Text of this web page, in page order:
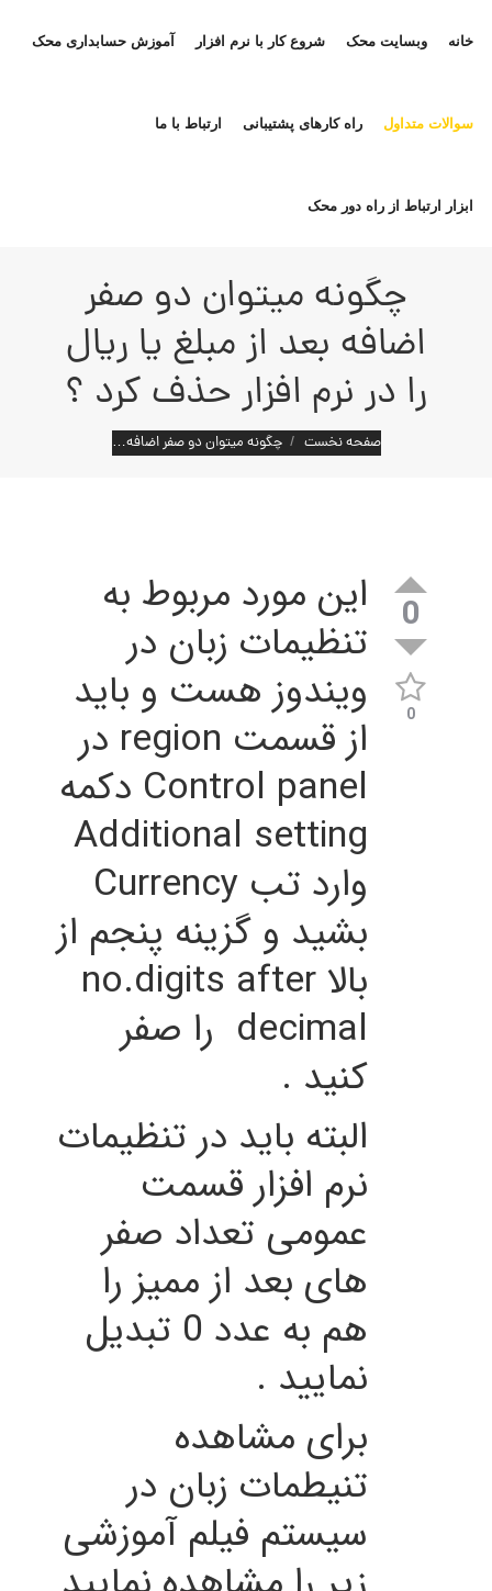
خانه وبسایت محک شروع کار با نرم افزار آموزش حسابداری محک
سوالات متداول راه کارهای پشتیبانی ارتباط با ما
ابزار ارتباط از راه دور محک
چگونه میتوان دو صفر
اضافه بعد از مبلغ یا ریال
را در نرم افزار حذف کرد ؟
مکان شما:
صفحه نخست چگونه میتوان دو صفر اضافه…
0
0
این مورد مربوط به
تنظیمات زبان در
ویندوز هست و باید
از قسمت region در
Control panel دکمه
Additional setting
وارد تب Currency
بشید و گزینه پنجم از
بالا no.digits after
decimal را صفر
کنید .
البته باید در تنظیمات
نرم افزار قسمت
عمومی تعداد صفر
های بعد از ممیز را
هم به عدد 0 تبدیل
نمایید .
برای مشاهده
تنیطمات زبان در
سیستم فیلم آموزشی